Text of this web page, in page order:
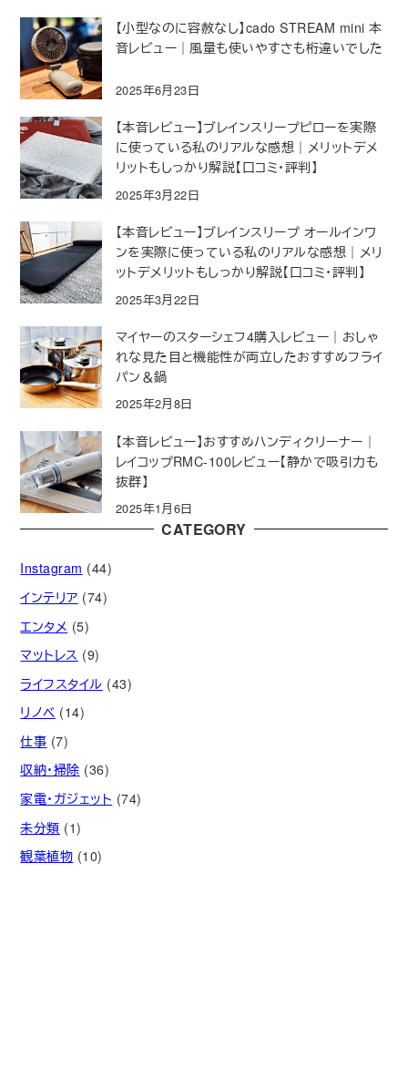
【小型なのに容赦なし】cado STREAM mini 本
音レビュー｜風量も使いやすさも桁違いでした
2025年6月23日
【本音レビュー】ブレインスリープピローを実際
に使っている私のリアルな感想｜メリットデメ
リットもしっかり解説【口コミ・評判】
2025年3月22日
【本音レビュー】ブレインスリープ オールインワ
ンを実際に使っている私のリアルな感想｜メリ
ットデメリットもしっかり解説【口コミ・評判】
2025年3月22日
マイヤーのスターシェフ4購入レビュー｜おしゃ
れな見た目と機能性が両立したおすすめフライ
パン＆鍋
2025年2月8日
【本音レビュー】おすすめハンディクリーナー｜
レイコップRMC-100レビュー【静かで吸引力も
抜群】
2025年1月6日
CATEGORY
Instagram (44)
インテリア (74)
エンタメ (5)
マットレス (9)
ライフスタイル (43)
リノベ (14)
仕事 (7)
収納・掃除 (36)
家電・ガジェット (74)
未分類 (1)
観葉植物 (10)